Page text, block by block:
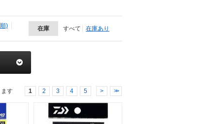
)
在庫 すべて 在庫あり
す 1 2 3 4 5 > >>